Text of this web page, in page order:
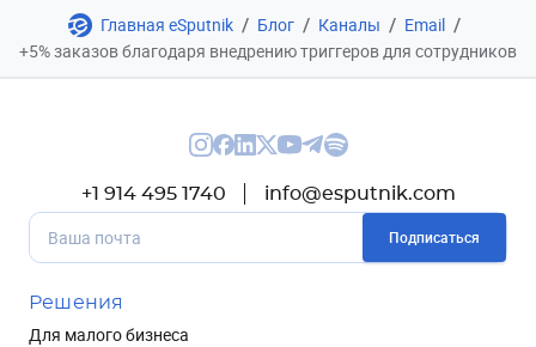
Главная eSputnik / Блог / Каналы / Email /
+5% заказов благодаря внедрению триггеров для сотрудников
+1 914 495 1740 info@esputnik.com
Подписаться
Решения
Для малого бизнеса